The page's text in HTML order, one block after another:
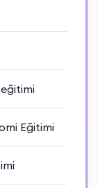
Eğitimi